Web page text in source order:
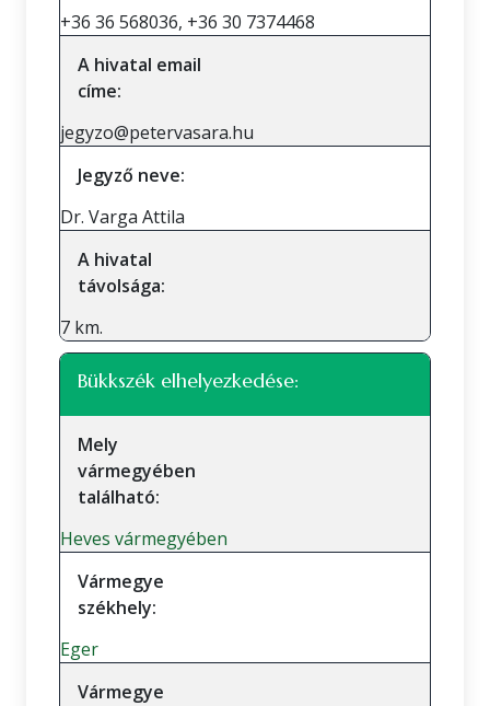
+36 36 568036, +36 30 7374468
A hivatal email
címe:
jegyzo@petervasara.hu
Jegyző neve:
Dr. Varga Attila
A hivatal
távolsága:
7 km.
Bükkszék elhelyezkedése:
Mely
vármegyében
található:
Heves vármegyében
Vármegye
székhely:
Eger
Vármegye